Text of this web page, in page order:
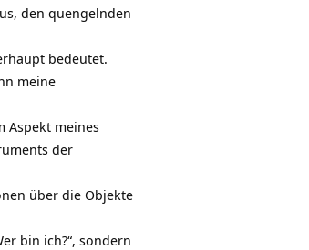
den quengelnden
bedeutet.
meine
Aspekt meines
der
über die Objekte
bin ich?“, sondern